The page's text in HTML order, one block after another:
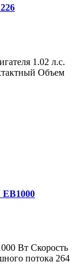
1.02 л.с.
Объем
EB1000
Вт Скорость
потока 264